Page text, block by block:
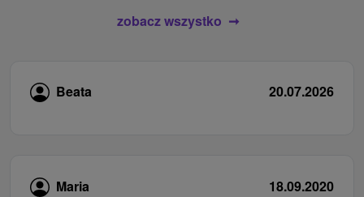
zobacz wszystko
Beata 20.07.2026
Maria
18.09.2020